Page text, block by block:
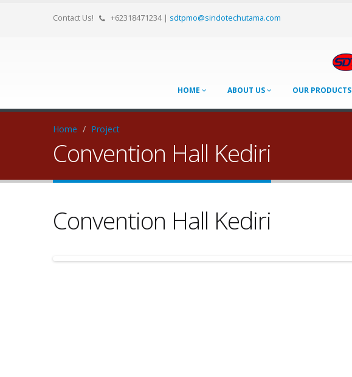
Contact Us! +62318471234 | sdtpmo@sindotechutama.com
HOME ABOUT US OUR PRODUCTS
Home / Project
Convention Hall Kediri
Convention Hall Kediri